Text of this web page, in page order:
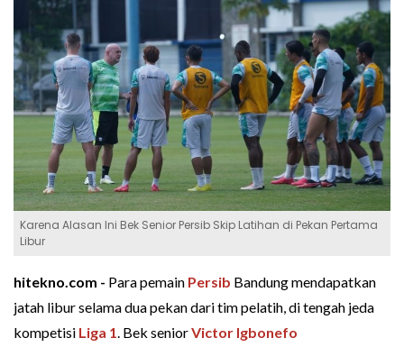
Karena Alasan Ini Bek Senior Persib Skip Latihan di Pekan Pertama
Libur
hitekno.com - Para pemain Persib Bandung mendapatkan
jatah libur selama dua pekan dari tim pelatih, di tengah jeda
kompetisi Liga 1. Bek seniorVictor Igbonefo